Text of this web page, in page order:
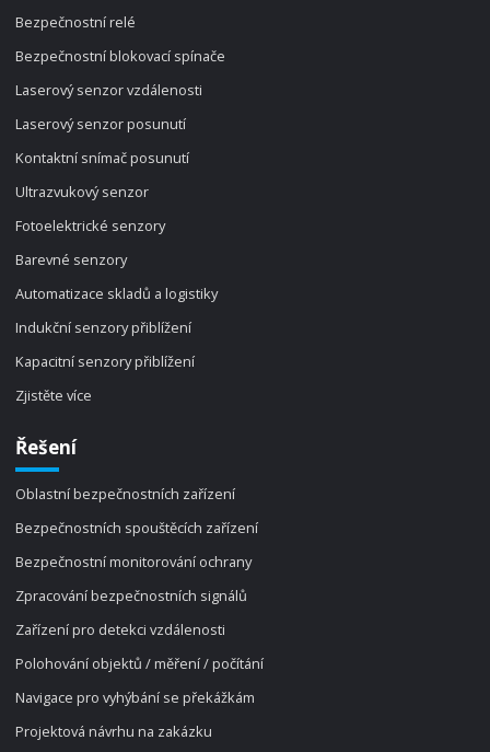
Bezpečnostní relé
Bezpečnostní blokovací spínače
Laserový senzor vzdálenosti
Laserový senzor posunutí
Kontaktní snímač posunutí
Ultrazvukový senzor
Fotoelektrické senzory
Barevné senzory
Automatizace skladů a logistiky
Indukční senzory přiblížení
Kapacitní senzory přiblížení
Zjistěte více
Řešení
Oblastní bezpečnostních zařízení
Bezpečnostních spouštěcích zařízení
Bezpečnostní monitorování ochrany
Zpracování bezpečnostních signálů
Zařízení pro detekci vzdálenosti
Polohování objektů / měření / počítání
Navigace pro vyhýbání se překážkám
Projektová návrhu na zakázku